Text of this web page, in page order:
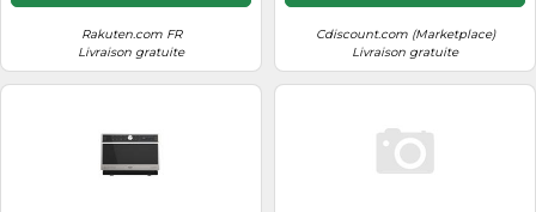
Rakuten.com FR
Livraison gratuite
Cdiscount.com (Marketplace)
Livraison gratuite